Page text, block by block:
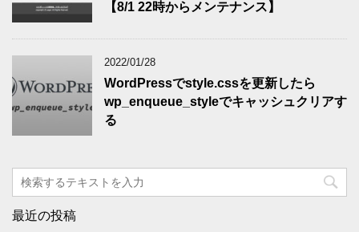
【8/1 22時からメンテナンス】
2022/01/28
WordPressでstyle.cssを更新したら
wp_enqueue_styleでキャッシュクリアす
る
最近の投稿